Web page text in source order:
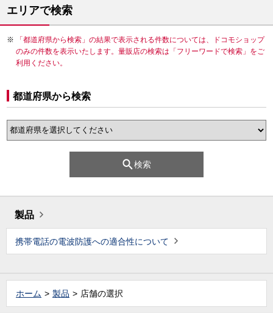
エリアで検索
「都道府県から検索」の結果で表示される件数については、ドコモショップ
のみの件数を表示いたします。量販店の検索は「フリーワードで検索」をご
利用ください。
都道府県から検索
検索
製品
携帯電話の電波防護への適合性について
ホーム 製品 店舗の選択